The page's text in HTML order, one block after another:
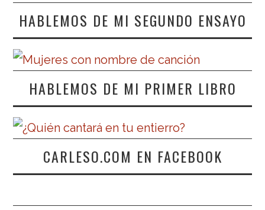
HABLEMOS DE MI SEGUNDO ENSAYO
HABLEMOS DE MI PRIMER LIBRO
CARLESO.COM EN FACEBOOK